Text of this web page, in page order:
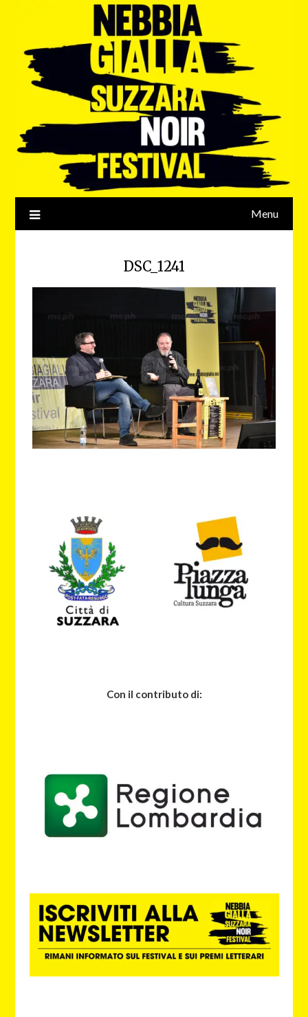
Menu
DSC_1241
Con il contributo di: